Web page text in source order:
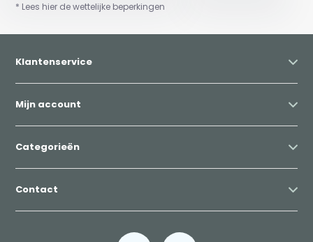
* Lees hier de wettelijke beperkingen
Klantenservice
Mijn account
Categorieën
Contact